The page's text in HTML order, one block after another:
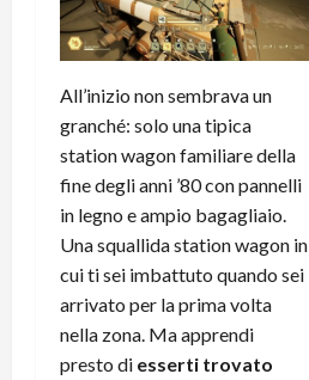
All’inizio non sembrava un
granché: solo una tipica
station wagon familiare della
fine degli anni ’80 con pannelli
in legno e ampio bagagliaio.
Una squallida station wagon in
cui ti sei imbattuto quando sei
arrivato per la prima volta
nella zona. Ma apprendi
presto di esserti trovato